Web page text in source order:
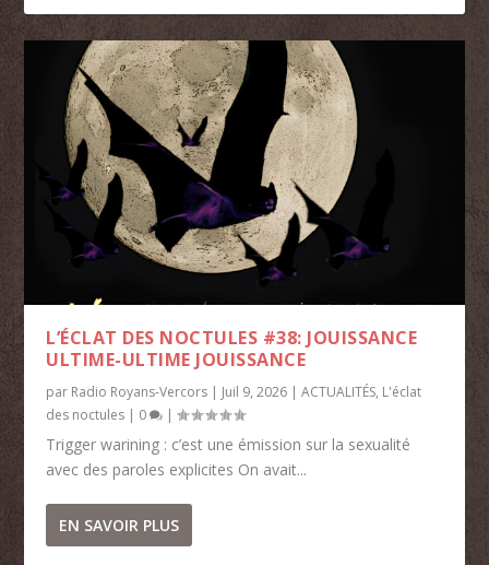
L’ÉCLAT DES NOCTULES #38: JOUISSANCE
ULTIME-ULTIME JOUISSANCE
par Radio Royans-Vercors | Juil 9, 2026 |ACTUALITÉS, L'éclat
des noctules | 0 |
Trigger warining : c’est une émission sur la sexualité
avec des paroles explicites On avait...
EN SAVOIR PLUS